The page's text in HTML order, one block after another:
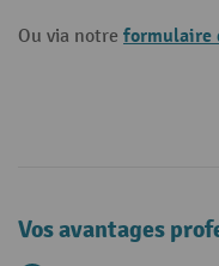
Ou via notre formulaire
Vos avantages